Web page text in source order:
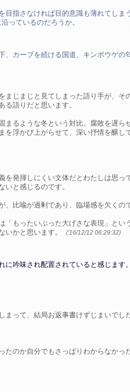
指さなければ目的意識も薄れてしまう
っているのだろうか。
カーブを続ける国道、キンポウゲの
じまじと見てしまった語り手が、
語りだと思います。
るような冬という対比。腐敗を遅ら
浮かび上がらせて、深い抒情を醸
発揮しにくい文体だとわたしは思っ
と感じるのです。
比喩が過剰であり、臨場感を欠くの
もったいぶった大げさな表現」と
いかと思います。('16/12/12 06:29:32)
吟味され配置されていると感じます。
まって、結局お返事書けずじまいでし
のか自分でもさっぱりわからなかっ